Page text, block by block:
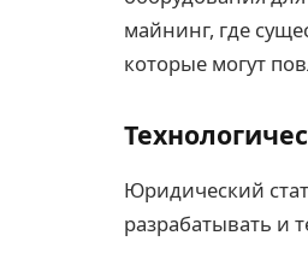
майнинг, где
которые могут
Юридический
разрабатывать и